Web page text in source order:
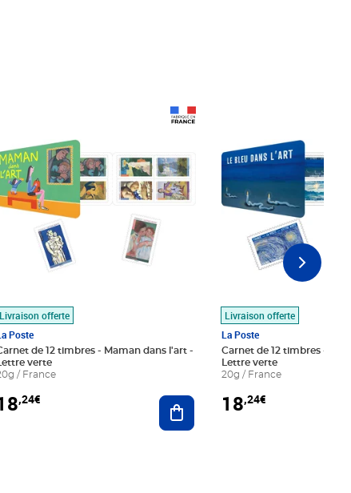
panier
Livraison offerte
Poste
de 12 timbres - Maman dans l'art -
Lettre verte
/ France
,24€ Ajouter au panier
Livraison offerte
La Poste
Carnet de 12 timbres - Le
Lettre verte
20g / France
18,24€